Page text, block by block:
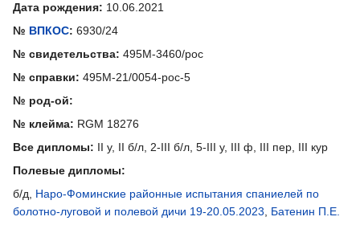
Дата рождения: 10.06.2021
№ ВПКОС: 6930/24
№ свидетельства: 495М-3460/рос
№ справки: 495М-21/0054-рос-5
№ род-ой:
№ клейма: RGM 18276
Все дипломы: II у, II б/л, 2-III б/л, 5-III у, III ф, III пер, III кур
Полевые дипломы:
б/д, Наро-Фоминские районные испытания спаниелей по
болотно-луговой и полевой дичи 19-20.05.2023
Батенин П.Е.